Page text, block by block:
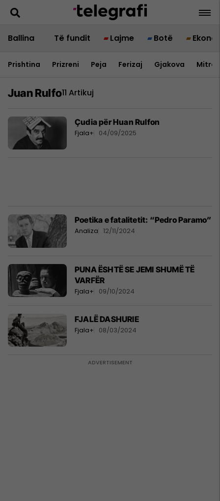
Ballina Të fundit Lajme Botë
Prishtina Prizreni Peja Ferizaj Gjakova
Juan Rulfo11 Artikuj
Çudia për Huan Rulfon
Fjala+ 04/09/2025
Poetika e fatalitetit: “Pedro Paramo”
Analiza 12/11/2024
PUNA ËSHTË SE JEMI SHUMË TË
VARFËR
Fjala+ 09/10/2024
FJALË DASHURIE
Fjala+ 08/03/2024